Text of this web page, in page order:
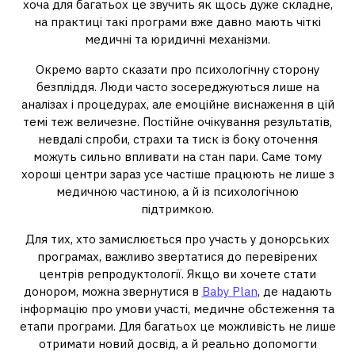
хоча для багатьох це звучить як щось дуже складне,
на практиці такі програми вже давно мають чіткі
медичні та юридичні механізми.
Окремо варто сказати про психологічну сторону
безпліддя. Люди часто зосереджуються лише на
аналізах і процедурах, але емоційне виснаження в цій
темі теж величезне. Постійне очікування результатів,
невдалі спроби, страхи та тиск із боку оточення
можуть сильно впливати на стан пари. Саме тому
хороші центри зараз усе частіше працюють не лише з
медичною частиною, а й із психологічною
підтримкою.
Для тих, хто замислюється про участь у донорських
програмах, важливо звертатися до перевірених
центрів репродуктології. Якщо ви хочете стати
донором, можна звернутися в Baby Plan, де надають
інформацію про умови участі, медичне обстеження та
етапи програми. Для багатьох це можливість не лише
отримати новий досвід, а й реально допомогти